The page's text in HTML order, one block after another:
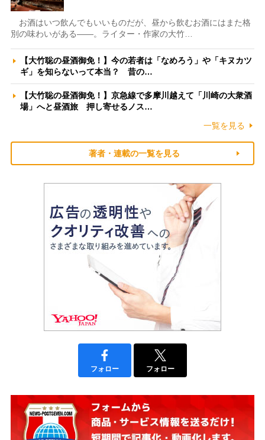
お酒はいつ飲んでもいいものだが、昼から飲むお酒にはまた格
別の味わいがある――。ライター・作家の大竹…
【大竹聡の昼酒御免！】今の若者は「なめろう」や「キヌカツ
ギ」を知らないって本当？ 昔の…
【大竹聡の昼酒御免！】京急線で多摩川越えて「川崎の大衆酒
場」へと昼酒旅 押し寄せるノス…
一覧を見る
著者・連載の一覧を見る
フォロー フォロー